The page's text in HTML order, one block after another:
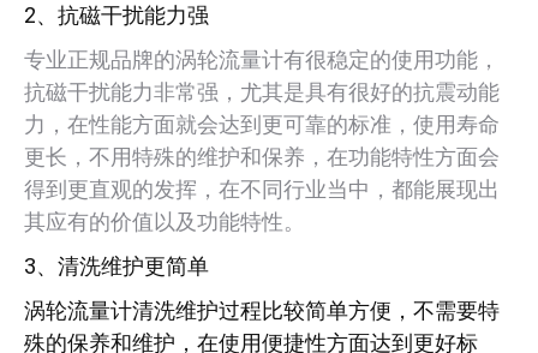
2、抗磁干扰能力强
专业正规品牌的涡轮流量计有很稳定的使用功能，
抗磁干扰能力非常强，尤其是具有很好的抗震动能
力，在性能方面就会达到更可靠的标准，使用寿命
更长，不用特殊的维护和保养，在功能特性方面会
得到更直观的发挥，在不同行业当中，都能展现出
其应有的价值以及功能特性。
3、清洗维护更简单
涡轮流量计清洗维护过程比较简单方便，不需要特
殊的保养和维护，在使用便捷性方面达到更好标